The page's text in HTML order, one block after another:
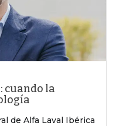
cuando la
de Alfa Laval Ibérica